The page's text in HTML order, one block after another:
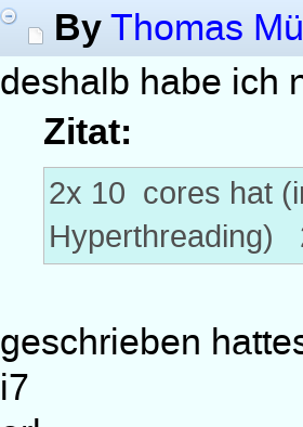
ByThomas
deshalb habe ich
Zitat:
2x 10 cores hat
Hyperthreading)
geschrieben
i7